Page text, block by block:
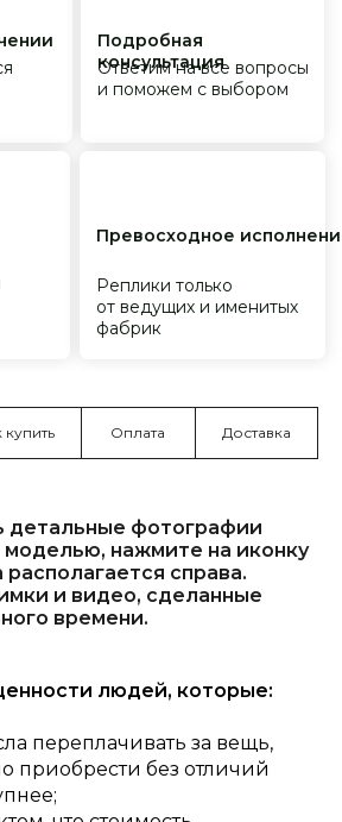
купить Оплата Доставка
детальные фотографии
моделью, нажмите на иконку
справа.
и видео, сделанные
времени.
людей, которые:
переплачивать за вещь,
приобрести без отличий